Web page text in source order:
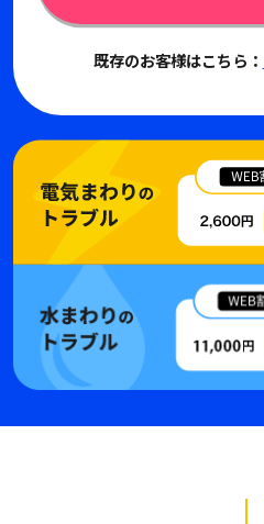
既存のお客様はこちら：